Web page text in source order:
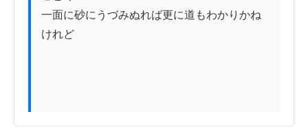
一面に砂にうづみぬれば更に道もわかりかね
けれど